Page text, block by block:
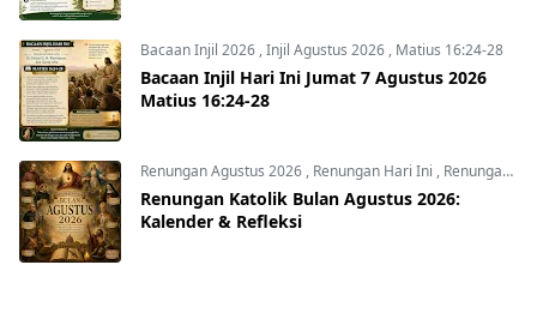
Bacaan Injil 2026 ,Injil Agustus 2026 , Matius 16:24-28
Bacaan Injil Hari Ini Jumat 7 Agustus 2026
Matius 16:24-28
Renungan Agustus 2026 , Renungan Hari Ini , Renungan harian
Renungan Katolik Bulan Agustus 2026:
Kalender & Refleksi